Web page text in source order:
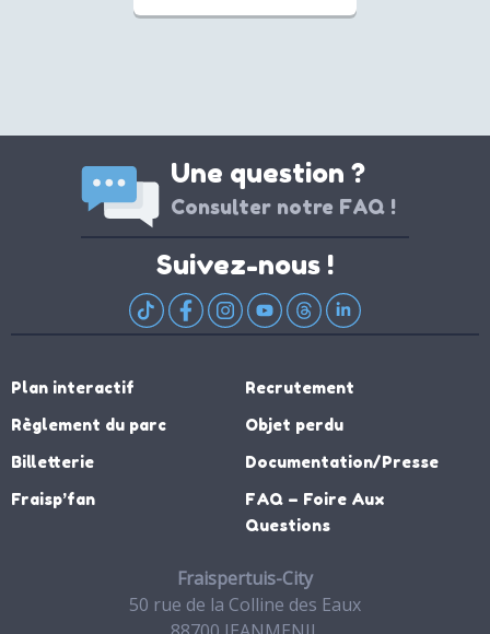
Une question ?
Consulter notre FAQ !
Suivez-nous !
Plan interactif
Règlement du parc
Billetterie
Fraisp’fan
Recrutement
Objet perdu
Documentation/Presse
FAQ – Foire Aux
Questions
Fraispertuis-City
50 rue de la Colline des Eaux